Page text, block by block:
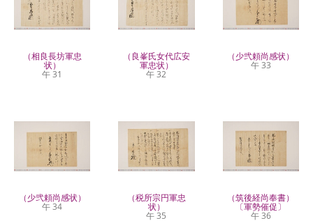
（相良長坊軍忠
状）
午 31
（良峯氏女代広安
軍忠状）
午 32
（少弐頼尚感状）
午 33
（少弐頼尚感状）
午 34
（税所宗円軍忠
状）
午 35
（筑後経尚奉書）
〔軍勢催促〕
午 36